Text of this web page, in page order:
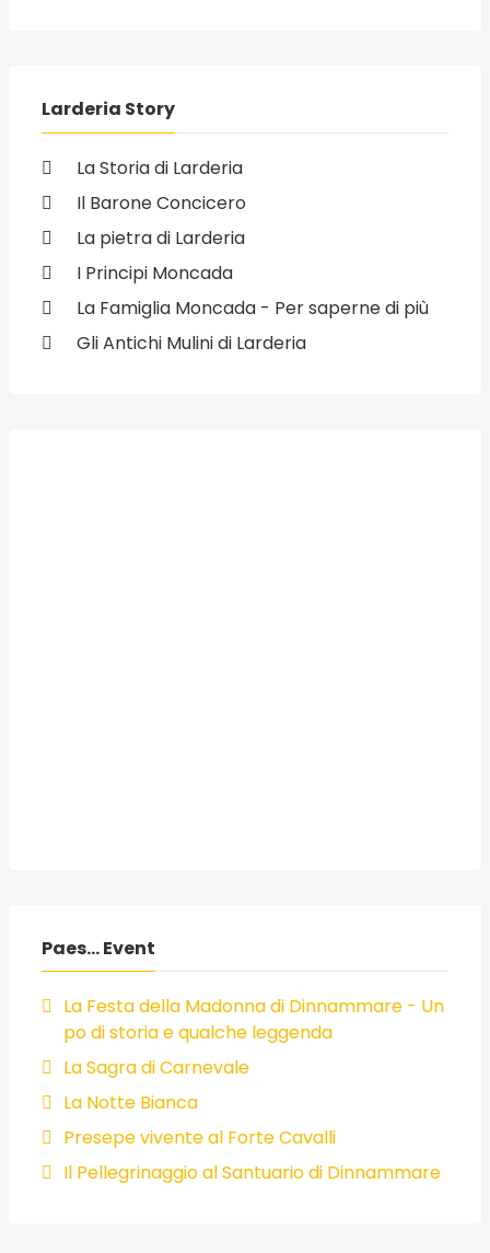
Larderia Story
La Storia di Larderia
Il Barone Concicero
La pietra di Larderia
I Principi Moncada
La Famiglia Moncada - Per saperne di più
Gli Antichi Mulini di Larderia
Paes... Event
La Festa della Madonna di Dinnammare - Un
po di storia e qualche leggenda
La Sagra di Carnevale
La Notte Bianca
Presepe vivente al Forte Cavalli
Il Pellegrinaggio al Santuario di Dinnammare